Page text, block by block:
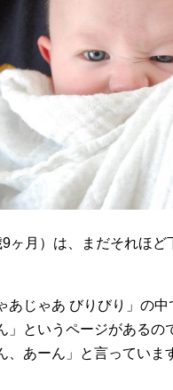
9ヶ月）は、まだそれほど
あじゃあ びりびり」の
」というページがあるの
、あーん」と言っていま